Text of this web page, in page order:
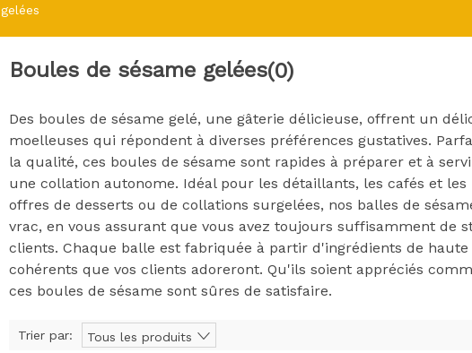
gelées
Boules de sésame gelées(0)
Des boules de sésame gelé, une gâterie délicieuse, offrent un
moelleuses qui répondent à diverses préférences gustatives.
la qualité, ces boules de sésame sont rapides à préparer et à
une collation autonome. Idéal pour les détaillants, les cafés et
offres de desserts ou de collations surgelées, nos balles de
vrac, en vous assurant que vous avez toujours suffisamment de
clients. Chaque balle est fabriquée à partir d'ingrédients de
cohérents que vos clients adoreront. Qu'ils soient appréciés
ces boules de sésame sont sûres de satisfaire.
Trier par: Tous les produits